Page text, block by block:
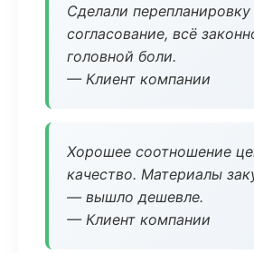
Сделали перепланировку
согласование, всё
головной боли.
— Клиент компании
Хорошее соотношение
качество. Материалы
— вышло дешевле.
— Клиент компании